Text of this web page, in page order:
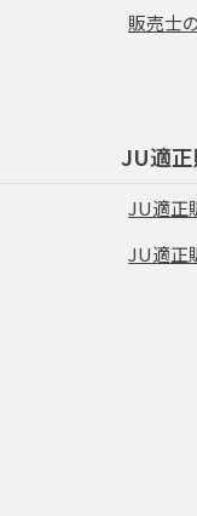
販売士
JU適
JU適正
JU適正